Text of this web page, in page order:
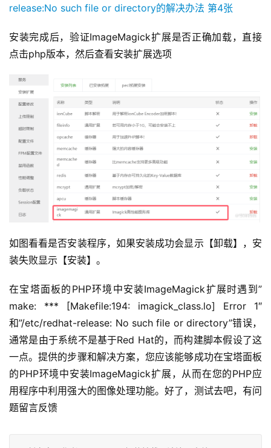
安装完成后，验证ImageMagick扩展是否正确加载，直接
点击php版本，然后查看安装扩展选项
如图看看是否安装程序，如果安装成功会显示【卸载】，安
装失败显示【安装】。
在宝塔面板的PHP环境中安装ImageMagick扩展时遇到”
make: *** [Makefile:194: imagick_class.lo] Error 1″
和”/etc/redhat-release: No such file or directory”错误，
通常是由于系统不是基于Red Hat的，而构建脚本假设了这
一点。提供的步骤和解决方案，您应该能够成功在宝塔面板
的PHP环境中安装ImageMagick扩展，从而在您的PHP应
用程序中利用强大的图像处理功能。好了，测试去吧，有问
题留言反馈